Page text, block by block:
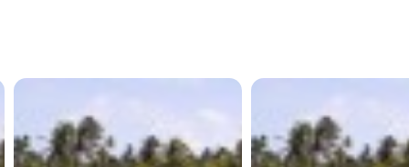
Hoteles Barcos